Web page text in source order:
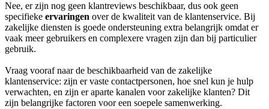
Nee, er zijn nog geen klantreviews beschikbaar, dus ook geen
specifieke ervaringen over de kwaliteit van de klantenservice. Bij
zakelijke diensten is goede ondersteuning extra belangrijk omdat er
vaak meer gebruikers en complexere vragen zijn dan bij particulier
gebruik.
Vraag vooraf naar de beschikbaarheid van de zakelijke
klantenservice: zijn er vaste contactpersonen, hoe snel kun je hulp
verwachten, en zijn er aparte kanalen voor zakelijke klanten? Dit
zijn belangrijke factoren voor een soepele samenwerking.